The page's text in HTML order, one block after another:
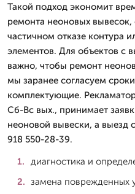
Такой подход экономит
ремонта неоновых вывесок,
частичном отказе контура
элементов. Для объектов с
важно, чтобы ремонт
мы заранее согласуем
комплектующие.
Сб-Вс вых., принимает
неоновой вывески, а выезд
918 550-28-39.
диагностика и
замена поврежденных